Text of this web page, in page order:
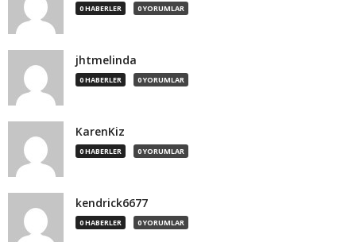
0 HABERLER 0 YORUMLAR
jhtmelinda
0 HABERLER 0 YORUMLAR
KarenKiz
0 HABERLER 0 YORUMLAR
kendrick6677
0 HABERLER 0 YORUMLAR